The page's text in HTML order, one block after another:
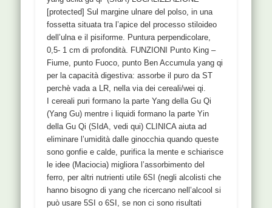
[protected] Sul margine ulnare del polso, in una
fossetta situata tra l’apice del processo stiloideo
dell’ulna e il pisiforme. Puntura perpendicolare,
0,5- 1 cm di profondità. FUNZIONI Punto King –
Fiume, punto Fuoco, punto Ben Accumula yang qi
per la capacità digestiva: assorbe il puro da ST
perchè vada a LR, nella via dei cereali/wei qi.
I cereali puri formano la parte Yang della Gu Qi
(Yang Gu) mentre i liquidi formano la parte Yin
della Gu Qi (SIdA, vedi qui) CLINICA aiuta ad
eliminare l’umidità dalle ginocchia quando queste
sono gonfie e calde, purifica la mente e schiarisce
le idee (Maciocia) migliora l’assorbimento del
ferro, per altri nutrienti utile 6SI (negli alcolisti che
hanno bisogno di yang che ricercano nell’alcool si
può usare 5SI o 6SI, se non ci sono risultati